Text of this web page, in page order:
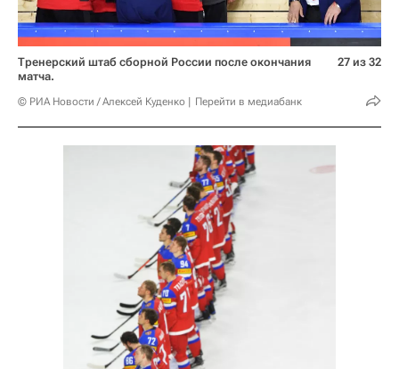
Тренерский штаб сборной России после окончания
матча.
© РИА Новости / Алексей Куденко Перейти в медиабанк
27 из 32